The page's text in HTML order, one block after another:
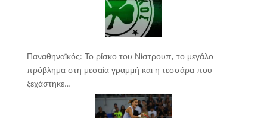
Παναθηναϊκός: Το ρίσκο του Νίστρουπ, το μεγάλο
πρόβλημα στη μεσαία γραμμή και η τεσσάρα που
ξεχάστηκε…